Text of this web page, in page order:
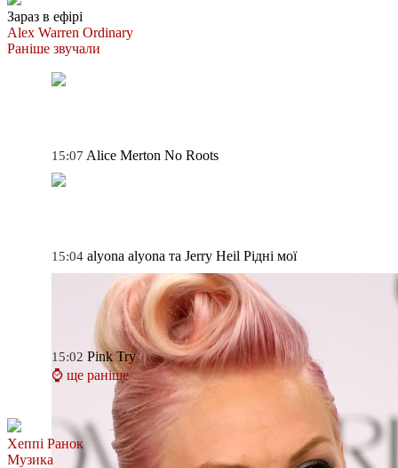
Зараз в ефірі
Alex Warren Ordinary
Раніше звучали
15:07 Alice Merton No Roots
15:04 alyona alyona та Jerry Heil Рідні мої
15:02 Pink Try
⌚ ще раніше
Хеппі Ранок
Музика